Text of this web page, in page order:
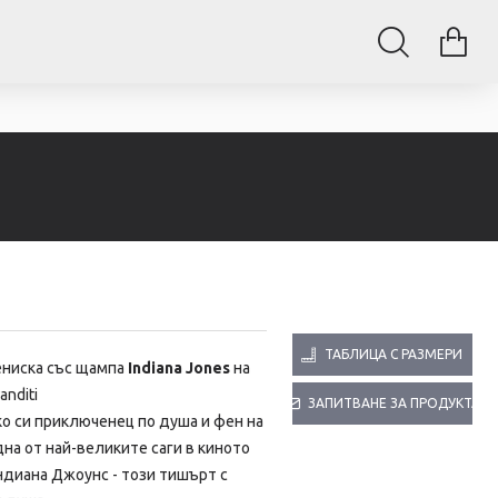
със щампа Indiana Jonesна
си приключенец по душа и фен на
от най-великите саги в киното
Джоунс - този тишърт с
ТАБЛИЦА С РАЗМЕРИ
ЗАПИТВАНЕ ЗА ПРОДУКТА